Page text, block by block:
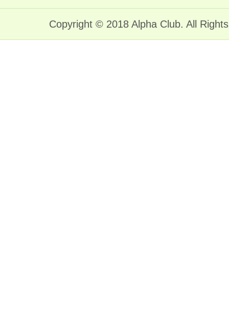
Copyright © 2018 Alpha Club. All